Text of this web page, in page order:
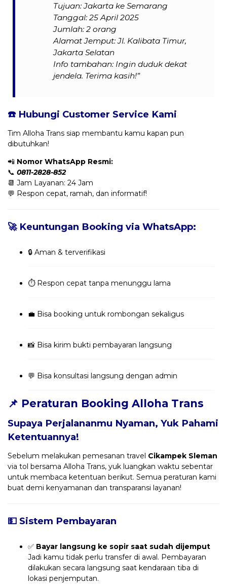
Tujuan: Jakarta ke Semarang
Tanggal: 25 April 2025
Jumlah: 2 orang
Alamat Jemput: Jl. Kalibata Timur,
Jakarta Selatan
Info tambahan: Ingin duduk dekat
jendela. Terima kasih!”
☎️ Hubungi Customer Service Kami
Tim Alloha Trans siap membantu kamu kapan pun
dibutuhkan!
📲 Nomor WhatsApp Resmi:
📞 0811-2828-852
📆 Jam Layanan: 24 Jam
💬 Respon cepat, ramah, dan informatif!
🚀 Keuntungan Booking via WhatsApp:
🔒 Aman & terverifikasi
⏱️ Respon cepat tanpa menunggu lama
💼 Bisa booking untuk rombongan sekaligus
📸 Bisa kirim bukti pembayaran langsung
💬 Bisa konsultasi langsung dengan admin
📌 Peraturan Booking Alloha Trans
Supaya Perjalananmu Nyaman, Yuk Pahami
Ketentuannya!
Sebelum melakukan pemesanan travel Cikampek Sleman
via tol bersama Alloha Trans, yuk luangkan waktu sebentar
untuk membaca ketentuan berikut. Semua peraturan kami
buat demi kenyamanan dan transparansi layanan!
💵 Sistem Pembayaran
✅ Bayar langsung ke sopir saat sudah dijemput
Jadi kamu tidak perlu transfer di awal. Pembayaran
dilakukan secara langsung saat kendaraan tiba di
lokasi penjemputan.